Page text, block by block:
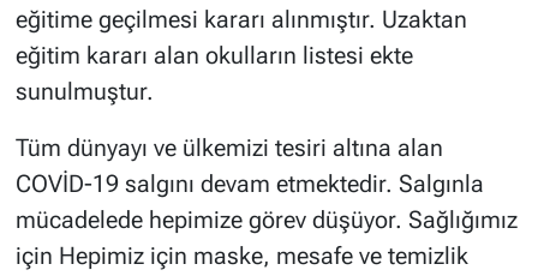
eğitime geçilmesi kararı alınmıştır. Uzaktan
eğitim kararı alan okulların listesi ekte
sunulmuştur.
Tüm dünyayı ve ülkemizi tesiri altına alan
COVİD-19 salgını devam etmektedir. Salgınla
mücadelede hepimize görev düşüyor. Sağlığımız
için Hepimiz için maske, mesafe ve temizlik